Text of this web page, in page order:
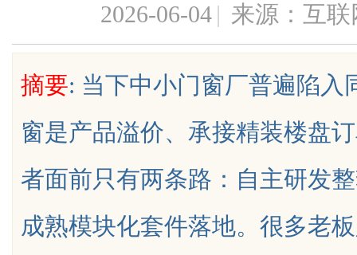
uz
2026-06-04 | 来源：互联
摘要: 当下中小门窗厂普遍陷入
窗是产品溢价、承接精装楼盘
者面前只有两条路：自主研发
成熟模块化套件落地。很多老
南，保障安全与合法性